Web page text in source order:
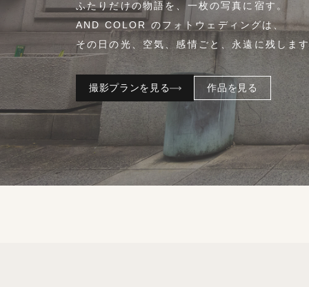
ふたりだけの物語を、一枚の写真に宿す。
AND COLOR のフォトウェディングは、
その日の光、空気、感情ごと、永遠に残しま
撮影プランを見る 作品を見る